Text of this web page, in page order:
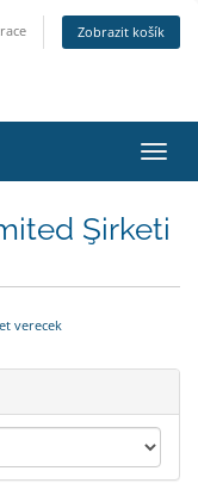
Zobrazit košík
Şirketi
verecek